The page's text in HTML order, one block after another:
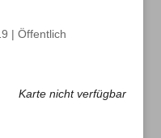
| Öffentlich
Karte nicht verfügbar